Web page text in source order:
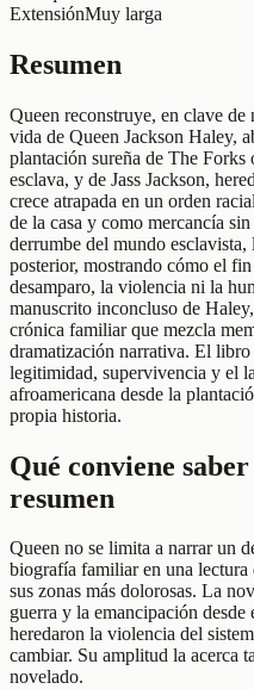
ExtensiónMuy larga
Resumen
Queen reconstruye, en clave
vida de Queen Jackson Haley,
plantación sureña de The Forks
esclava, y de Jass Jackson,
crece atrapada en un orden
de la casa y como mercancía
derrumbe del mundo
posterior, mostrando cómo el
desamparo, la violencia ni la
manuscrito inconcluso de
crónica familiar que mezcla
dramatización narrativa. El
legitimidad, supervivencia y el
afroamericana desde la
propia historia.
Qué conviene
resumen
Queen no se limita a narrar un
biografía familiar en una lectura
sus zonas más dolorosas. La
guerra y la emancipación
heredaron la violencia del
cambiar. Su amplitud la acerca
novelado.